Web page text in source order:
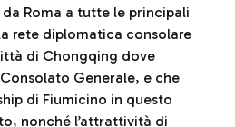
Roma a tutte le principali
rete diplomatica consolare
di Chongqing dove
Generale, e che
di Fiumicino in questo
nonché l’attrattività di